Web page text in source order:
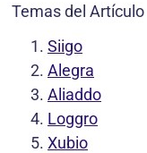
Temas del Artículo
Siigo
Alegra
Aliaddo
Loggro
Xubio